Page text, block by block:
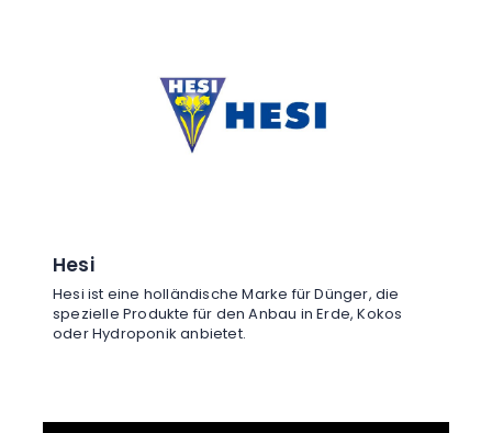
Hesi
Hesi ist eine holländische Marke für Dünger, die
spezielle Produkte für den Anbau in Erde, Kokos
oder Hydroponik anbietet.